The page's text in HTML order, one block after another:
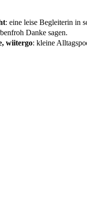
: eine leise Begleiterin in
Danke sagen.
wiitergo: kleine